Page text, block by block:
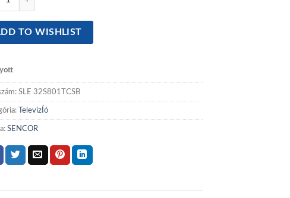
TO WISHLIST
SLE 32S801TCSB
TelevizÍó
SENCOR